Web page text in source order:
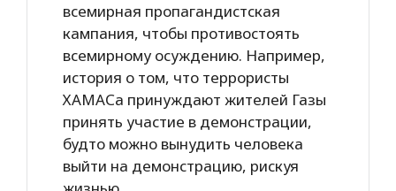
всемирная пропагандистская
кампания, чтобы противостоять
всемирному осуждению. Например,
история о том, что террористы
ХАМАСа принуждают жителей Газы
принять участие в демонстрации,
будто можно вынудить человека
выйти на демонстрацию, рискуя